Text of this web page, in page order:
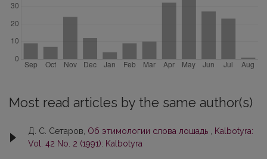
Most read articles by the same author(s)
Д. С. Сетаров, Oб этимологии слова лошадь
Kalbotyra:
Vol. 42 No. 2 (1991): Kalbotyra